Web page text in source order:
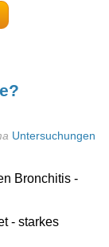
Untersuchungen
Bronchitis -
- starkes